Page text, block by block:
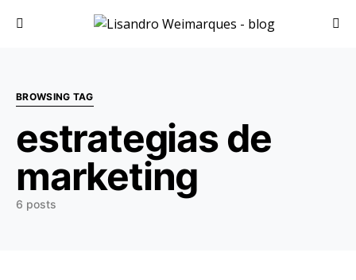
Search for:
BROWSING TAG
estrategias de
marketing
6 posts